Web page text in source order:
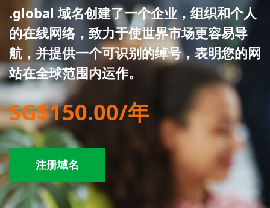
.global 域名创建了一个企业，组织和个人
的在线网络，致力于使世界市场更容易导
航，并提供一个可识别的绰号，表明您的网
站在全球范围内运作。
SG$150.00/年
注册域名